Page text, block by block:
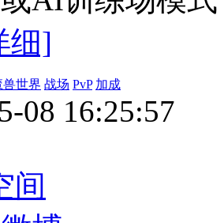
细]
兽世界 战场 PvP 加成
08 16:25:57
间